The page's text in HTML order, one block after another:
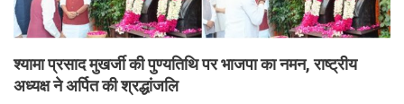
श्यामा प्रसाद मुखर्जी की पुण्यतिथि पर भाजपा का नमन, राष्ट्रीय
अध्यक्ष ने अर्पित की श्रद्धांजलि